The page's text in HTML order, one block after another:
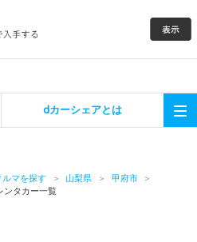
dカーシェアとは
ルマを探す 山梨県
甲府市
ンタカー一覧
ア